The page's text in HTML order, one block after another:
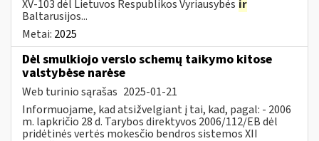
XV-103 dėl Lietuvos Respublikos Vyriausybės ir
Baltarusijos...
Metai: 2025
Dėl smulkiojo verslo schemų taikymo kitose
valstybėse narėse
Web turinio sąrašas 2025-01-21
Informuojame, kad atsižvelgiant į tai, kad, pagal: - 2006
m. lapkričio 28 d. Tarybos direktyvos 2006/112/EB dėl
pridėtinės vertės mokesčio bendros sistemos XII